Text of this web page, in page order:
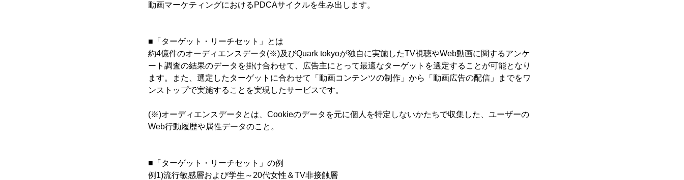
動画マーケティングにおけるPDCAサイクルを生み出します。
■「ターゲット・リーチセット」とは
約4億件のオーディエンスデータ(※)及びQuark tokyoが独自に実施したTV視聴やWeb動画に関するアンケ
ート調査の結果のデータを掛け合わせて、広告主にとって最適なターゲットを選定することが可能となり
ます。また、選定したターゲットに合わせて「動画コンテンツの制作」から「動画広告の配信」までをワ
ンストップで実施することを実現したサービスです。
(※)オーディエンスデータとは、Cookieのデータを元に個人を特定しないかたちで収集した、ユーザーの
Web行動履歴や属性データのこと。
■「ターゲット・リーチセット」の例
例1)流行敏感層および学生～20代女性＆TV非接触層